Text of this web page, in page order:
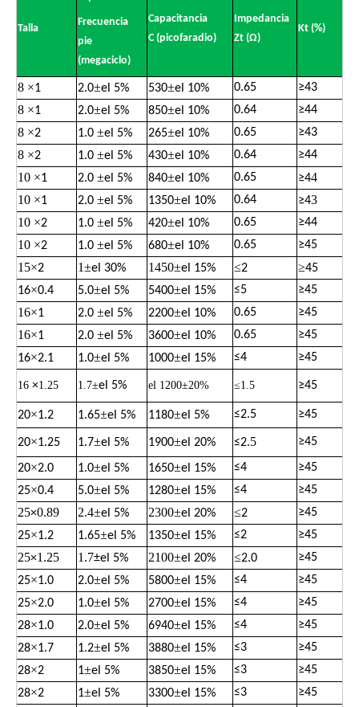
Talla
Frecuencia
pie
(megaciclo)
Capacitancia
C (picofaradio)
Impedancia
Zt (Ω)
Kt (%)
8 ×1 2.0±el 5% 530±el 10% 0.65 ≥43
8 ×1 2.0±el 5% 850±el 10% 0.64 ≥44
8 ×2 1.0 ±el 5% 265±el 10% 0.65 ≥43
8 ×2 1.0 ±el 5% 430±el 10% 0.64 ≥44
10 ×1 2.0 ±el 5% 840±el 10% 0.65 ≥44
10 ×1 2.0 ±el 5% 1350±el 10% 0.64 ≥43
10 ×2 1.0 ±el 5% 420±el 10% 0.65 ≥44
10 ×2 1.0 ±el 5% 680±el 10% 0.65 ≥45
15×2 1±el 30% 1450±el 15% ≤2 ≥45
16×0.4 5.0±el 5% 5400±el 15% ≤5 ≥45
16×1 2.0 ±el 5% 2200±el 10% 0.65 ≥45
16×1 2.0 ±el 5% 3600±el 10% 0.65 ≥45
16×2.1 1.0±el 5% 1000±el 15% ≤4 ≥45
16 ×1.25 1.7±el 5% el 1200±20% ≤1.5 ≥45
20×1.2 1.65±el 5% 1180±el 5% ≤2.5 ≥45
20×1.25 1.7±el 5% 1900±el 20% ≤2.5 ≥45
20×2.0 1.0±el 5% 1650±el 15% ≤4 ≥45
25×0.4 5.0±el 5% 1280±el 15% ≤4 ≥45
25×0.89 2.4±el 5% 2300±el 20% ≤2 ≥45
25×1.2 1.65±el 5% 1350±el 15% ≤2 ≥45
25×1.25 1.7±el 5% 2100±el 20% ≤2.0 ≥45
25×1.0 2.0±el 5% 5800±el 15% ≤4 ≥45
25×2.0 1.0±el 5% 2700±el 15% ≤4 ≥45
28×1.0 2.0±el 5% 6940±el 15% ≤4 ≥45
28×1.7 1.2±el 5% 3880±el 15% ≤3 ≥45
28×2 1±el 5% 3850±el 15% ≤3 ≥45
28×2 1±el 5% 3300±el 15% ≤3 ≥45